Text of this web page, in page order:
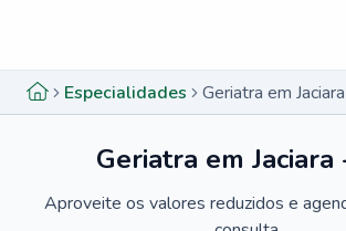
Especialidades Geriatra em
Geriatra em Jaciara
Aproveite os valores reduzidos e